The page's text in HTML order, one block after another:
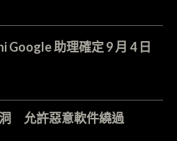
Google 助理確定 9 月 4 日
允許惡意軟件繞過